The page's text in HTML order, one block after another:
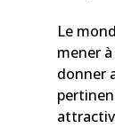
Le
mener
donner